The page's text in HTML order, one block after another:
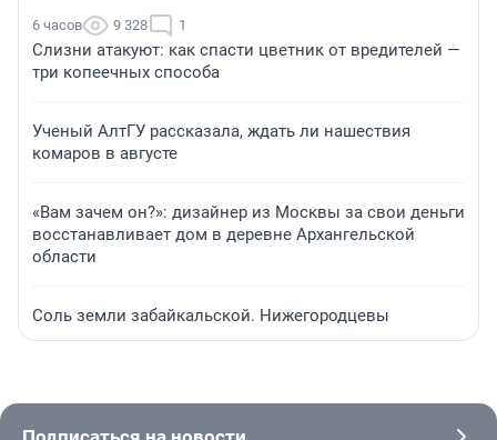
6 часов 9 328 1
Слизни атакуют: как спасти цветник от вредителей —
три копеечных способа
Ученый АлтГУ рассказала, ждать ли нашествия
комаров в августе
«Вам зачем он?»: дизайнер из Москвы за свои деньги
восстанавливает дом в деревне Архангельской
области
Соль земли забайкальской. Нижегородцевы